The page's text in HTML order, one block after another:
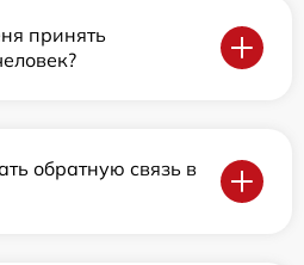
принять
обратную связь в